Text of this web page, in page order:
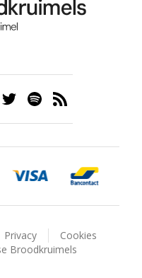
Privacy
Cookies
Broodkruimels